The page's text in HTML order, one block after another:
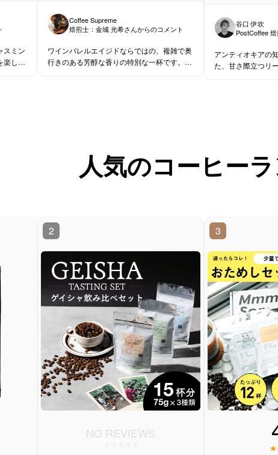
スミン
楽しむ
Coffee Supreme
焙煎士： 金城 光希さんからのコメント
ワインバレルエイジドならではの、複雑で奥
行きのある芳醇な香りの特別な一杯です。コ
谷口 伊吹
PostCoffee
アンティオキアの
た、甘さ際立つリ
人気のコーヒー
2
NO REVIEWS
3